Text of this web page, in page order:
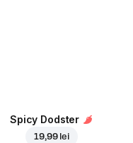
Spicy Dodster
19,99 lei